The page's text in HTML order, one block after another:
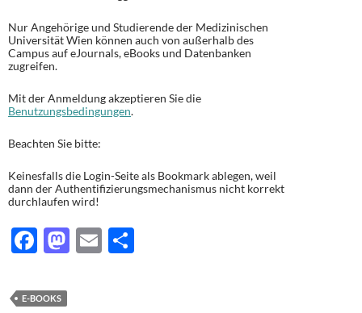
Nur Angehörige und Studierende der Medizinischen
Universität Wien können auch von außerhalb des
Campus auf eJournals, eBooks und Datenbanken
zugreifen.
Mit der Anmeldung akzeptieren Sie die
Benutzungsbedingungen.
Beachten Sie bitte:
Keinesfalls die Login-Seite als Bookmark ablegen, weil
dann der Authentifizierungsmechanismus nicht korrekt
durchlaufen wird!
F
e
M E
E-BOOKS